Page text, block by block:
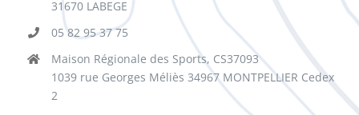
31670 LABEGE
05 82 95 37 75
Maison Régionale des Sports, CS37093
1039 rue Georges Méliès 34967 MONTPELLIER Cedex
2